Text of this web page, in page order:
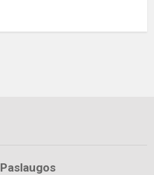
Paslaugos